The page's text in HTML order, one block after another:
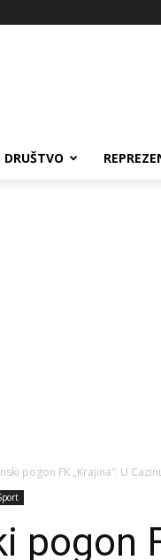
DRUŠTVO
pogon FK „Krajina“: U
pogon